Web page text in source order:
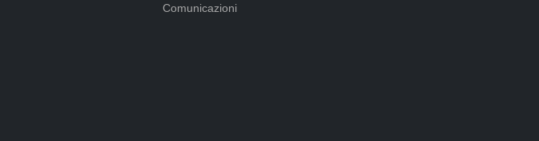
Comunicazioni